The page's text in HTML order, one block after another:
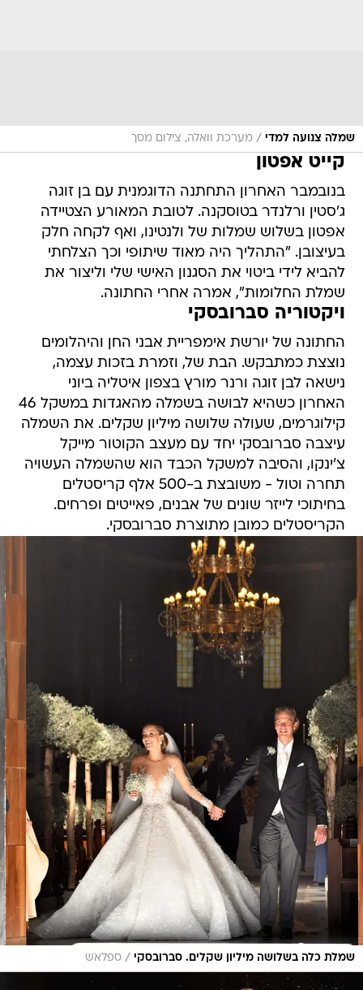
שמלה צנועה למדי / מערכת וואלה, צילום מסך
קייט אפטון
בנובמבר האחרון התחתנה הדוגמנית עם בן זוגה
ג'סטין ורלנדר בטוסקנה. לטובת המאורע הצטיידה
אפטון בשלוש שמלות של ולנטינו, ואף לקחה חלק
בעיצובן. "התהליך היה מאוד שיתופי וכך הצלחתי
להביא לידי ביטוי את הסגנון האישי שלי וליצור את
שמלת החלומות", אמרה אחרי החתונה.
ויקטוריה סברובסקי
החתונה של יורשת אימפריית אבני החן והיהלומים
נוצצת כמתבקש. הבת של, וזמרת בזכות עצמה,
נישאה לבן זוגה ורנר מורץ בצפון איטליה ביוני
האחרון כשהיא לבושה בשמלה מהאגדות במשקל 46
קילוגרמים, שעולה שלושה מיליון שקלים. את השמלה
עיצבה סברובסקי יחד עם מעצב הקוטור מייקל
צ'ינקו, והסיבה למשקל הכבד הוא שהשמלה העשויה
תחרה וטול - משובצת ב-500 אלף קריסטלים
בחיתוכי לייזר שונים של אבנים, פאייטים ופרחים.
הקריסטלים כמובן מתוצרת סברובסקי.
שמלת כלה בשלושה מיליון שקלים. סברובסקי / ספלאש